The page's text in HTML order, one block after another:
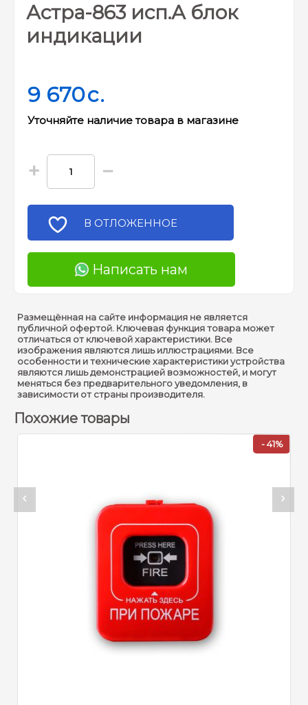
Астра-863 исп.А блок
индикации
9 670c.
Уточняйте наличие товара в магазине
+ −
В ОТЛОЖЕННОЕ
Написать нам
Размещённая на сайте информация не является
публичной офертой. Ключевая функция товара может
отличаться от ключевой характеристики. Все
изображения являются лишь иллюстрациями. Все
особенности и технические характеристики устройства
являются лишь демонстрацией возможностей, и могут
меняться без предварительного уведомления, в
зависимости от страны производителя.
Похожие товары
- 41%
1